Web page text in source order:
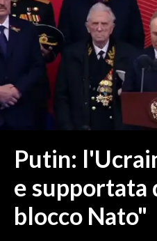
MEDIO CAMPIDANO
ORISTANO E PROVINCIA
SASSARI E PROVINCIA
GALLURA
NUORO E PROVINCIA
ITALIA
MONDO
Putin:
e
blocco Nato"